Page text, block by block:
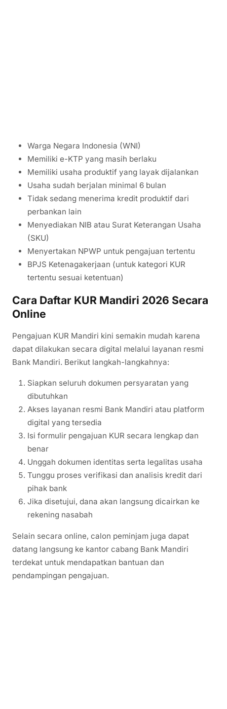
Warga Negara Indonesia (WNI)
Memiliki e-KTP yang masih berlaku
Memiliki usaha produktif yang layak dijalankan
Usaha sudah berjalan minimal 6 bulan
Tidak sedang menerima kredit produktif dari
perbankan lain
Menyediakan NIB atau Surat Keterangan Usaha
(SKU)
Menyertakan NPWP untuk pengajuan tertentu
BPJS Ketenagakerjaan (untuk kategori KUR
tertentu sesuai ketentuan)
Cara Daftar KUR Mandiri 2026 Secara
Online
Pengajuan KUR Mandiri kini semakin mudah karena
dapat dilakukan secara digital melalui layanan resmi
Bank Mandiri. Berikut langkah-langkahnya:
Siapkan seluruh dokumen persyaratan yang
dibutuhkan
Akses layanan resmi Bank Mandiri atau platform
digital yang tersedia
Isi formulir pengajuan KUR secara lengkap dan
benar
Unggah dokumen identitas serta legalitas usaha
Tunggu proses verifikasi dan analisis kredit dari
pihak bank
Jika disetujui, dana akan langsung dicairkan ke
rekening nasabah
Selain secara online, calon peminjam juga dapat
datang langsung ke kantor cabang Bank Mandiri
terdekat untuk mendapatkan bantuan dan
pendampingan pengajuan.